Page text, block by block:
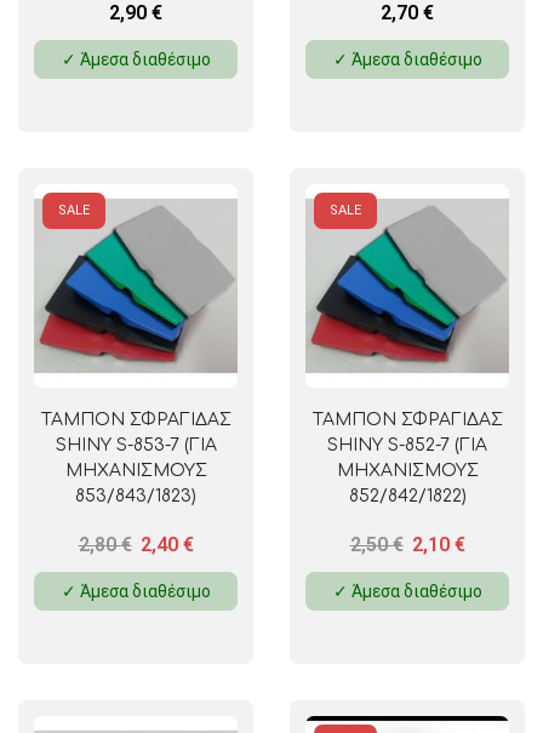
2,90 €
✓ Άμεσα διαθέσιμο
2,70 €
✓ Άμεσα διαθέσιμο
SALE
ΤΑΜΠΟΝ ΣΦΡΑΓΙΔΑΣ
SHINY S-853-7 (ΓΙΑ
ΜΗΧΑΝΙΣΜΟΥΣ
853/843/1823)
2,80€ 2,40 €
✓ Άμεσα διαθέσιμο
SALE
ΤΑΜΠΟΝ ΣΦΡΑΓΙΔΑΣ
SHINY S-852-7 (ΓΙΑ
ΜΗΧΑΝΙΣΜΟΥΣ
852/842/1822)
2,50€ 2,10 €
✓ Άμεσα διαθέσιμο